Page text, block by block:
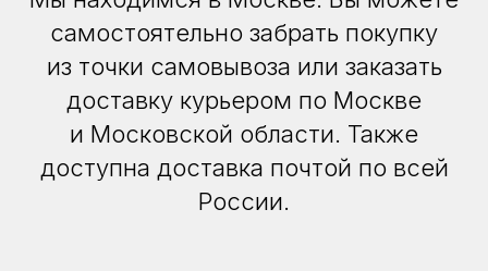
самостоятельно забрать покупку
из точки самовывоза или заказать
доставку курьером по Москве
и Московской области. Также
доступна доставка почтой по всей
России.